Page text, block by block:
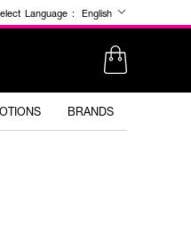
Language : English
BRANDS